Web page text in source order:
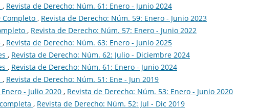
, Revista de Derecho: Núm. 61: Enero - Junio 2024
Completo , Revista de Derecho: Núm. 59: Enero - Junio 2023
, Revista de Derecho: Núm. 57: Enero - Junio 2022
, Revista de Derecho: Núm. 63: Enero - Junio 2025
, Revista de Derecho: Núm. 62: Julio - Diciembre 2024
, Revista de Derecho: Núm. 61: Enero - Junio 2024
, Revista de Derecho: Núm. 51: Ene - Jun 2019
- Julio 2020 , Revista de Derecho: Núm. 53: Enero - Junio 2020
, Revista de Derecho: Núm. 52: Jul - Dic 2019